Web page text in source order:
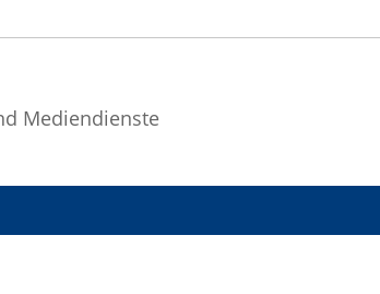
Mediendienste